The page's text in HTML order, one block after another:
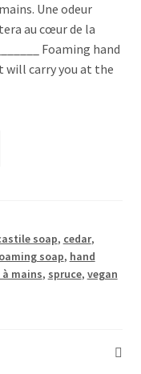
Une odeur
au cœur de la
Foaming hand
will carry you at the
soap, cedar,
soap, hand
à mains, spruce, vegan